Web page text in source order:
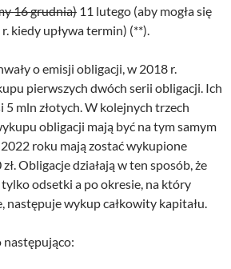
16 grudnia) 11 lutego (aby mogła się
kiedy upływa termin) (**).
o emisji obligacji, w 2018 r.
pierwszych dwóch serii obligacji. Ich
5 mln złotych. W kolejnych trzech
obligacji mają być na tym samym
roku mają zostać wykupione
Obligacje działają w ten sposób, że
tylko odsetki a po okresie, na który
następuje wykup całkowity kapitału.
następująco: